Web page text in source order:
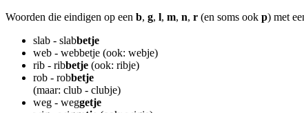
Woorden die eindigen op een b, g, l, m, n, r (en soms ook p) met
slab - slabbetje
web - webbetje (ook: webje)
rib - ribbetje (ook: ribje)
rob - robbetje
(maar: club - clubje)
weg - weggetje